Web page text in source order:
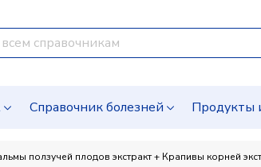
Справочник болезней Продукты
ползучей плодов экстракт + Крапивы корней